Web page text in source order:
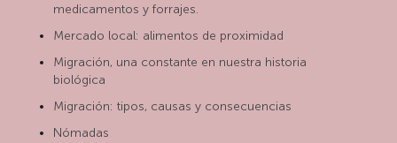
medicamentos y forrajes.
Mercado local: alimentos de proximidad
Migración, una constante en nuestra historia
biológica
Migración: tipos, causas y consecuencias
Nómadas